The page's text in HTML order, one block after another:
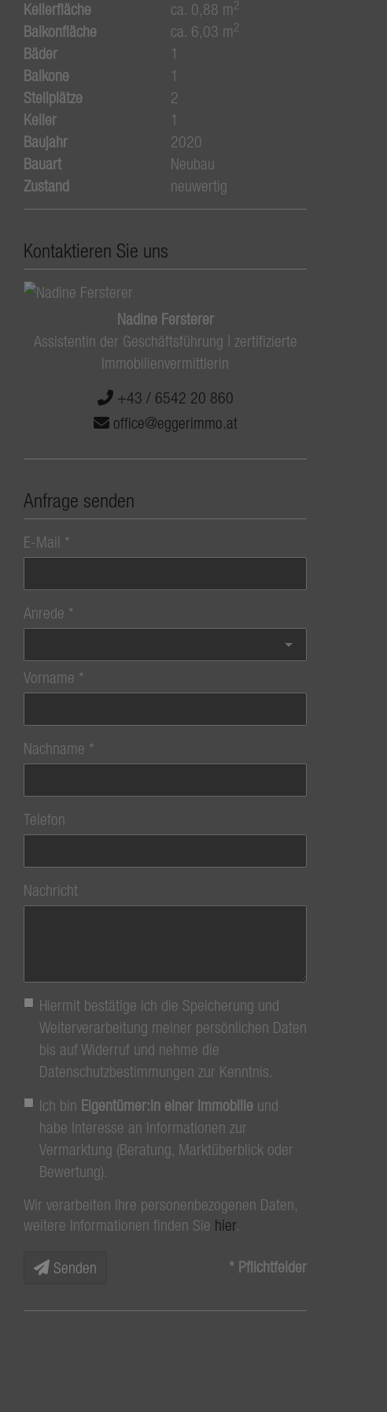
Kellerfläche ca. 0,88 m2
Balkonfläche ca. 6,03 m2
Bäder
1
Balkone
1
Stellplätze
2
Keller
1
Baujahr
2020
Bauart
Neubau
Zustand
neuwertig
Kontaktieren Sie uns
Nadine Fersterer
Assistentin der Geschäftsführung | zertifizierte
Immobilienvermittlerin
+43 / 6542 20 860
office@eggerimmo.at
Anfrage senden
E-Mail
Anrede
Vorname
Nachname
Telefon
Nachricht
Hiermit bestätige ich die Speicherung und
Weiterverarbeitung meiner persönlichen Daten
bis auf Widerruf und nehme die
Datenschutzbestimmungen zur Kenntnis.
Ich bin Eigentümer:in einer Immobilie und
habe Interesse an Informationen zur
Vermarktung (Beratung, Marktüberblick oder
Bewertung).
Wir verarbeiten Ihre personenbezogenen Daten,
weitere Informationen finden Sie hier.
Senden * Pflichtfelder